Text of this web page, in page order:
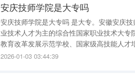
安庆技师学院是大专吗
安庆技师学院是大专吗 是大专。安徽安庆
业技术人才为主的综合性国家职业技术大
教育改革发展示范学校、国家级高技能人才培训基地。 安庆技师学院专业有哪
设的专业涵盖多个领域，具体包括以下类别 ： 一、机械制造与自动化类 数控加工（数控车工） ：
2026-01-03 03:44:39